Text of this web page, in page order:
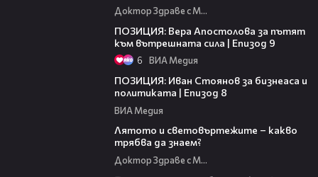
Доктор Здраве с Мария
ПОЗИЦИЯ: Вера Апостолова за пътят
към вътрешната сила | Епизод 9
6 ВИА Медия
ПОЗИЦИЯ: Иван Стоянов за бизнеаса и
политиката | Епизод 8
ВИА Медия
Лятото и световъртежите – какво
трябва да знаем?
Доктор Здраве с Мария